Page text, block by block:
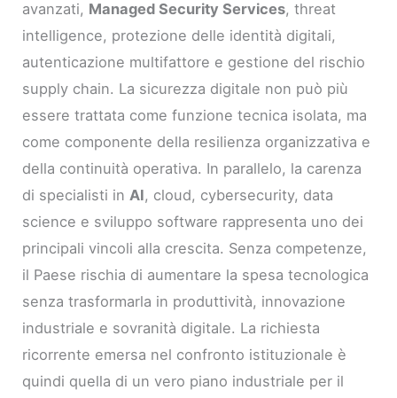
avanzati, Managed Security Services, threat
intelligence, protezione delle identità digitali,
autenticazione multifattore e gestione del rischio
supply chain. La sicurezza digitale non può più
essere trattata come funzione tecnica isolata, ma
come componente della resilienza organizzativa e
della continuità operativa. In parallelo, la carenza
di specialisti inAI, cloud, cybersecurity, data
science e sviluppo software rappresenta uno dei
principali vincoli alla crescita. Senza competenze,
il Paese rischia di aumentare la spesa tecnologica
senza trasformarla in produttività, innovazione
industriale e sovranità digitale. La richiesta
ricorrente emersa nel confronto istituzionale è
quindi quella di un vero piano industriale per il